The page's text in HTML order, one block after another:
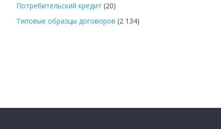
Потребительский кредит (20)
Типовые образцы договоров (2 134)